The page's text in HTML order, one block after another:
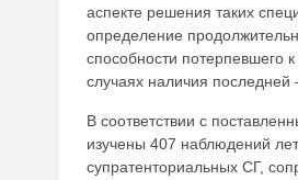
аспекте решения таких
определение
способности потерпевшего
случаях наличия последней
В соответствии с
изучены 407 наблюдений
супратенториальных СГ,